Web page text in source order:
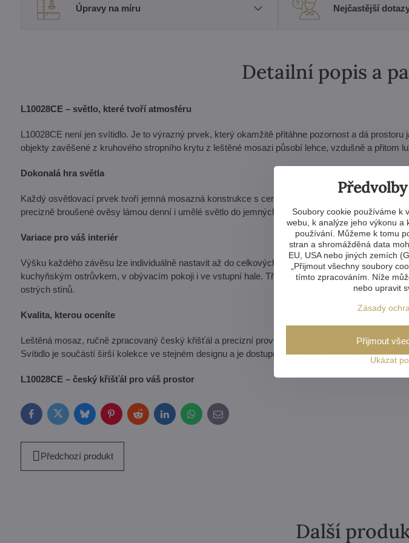
Úpravy na míru Nejčastější
Detailní popis a
L10028CE – světlo, které tvoří atmosféru
L10028CE není jen svítidlo. Je to výrazný prvek, který okamžitě přitáhne pozornost a dá prostoru
objekty zavěšené z kruhového stropního krytu z leštěné mosazi působí lehce, vzdušně a přitom
Dokonalá hra světla
Každý osvětlovací prvek tvoří jemná mosazná konstrukce s centrální žárovkou, kolem níž se ve
precizně broušené ověsy lámou denní i umělé světlo do jemných barevných odlesků, které
Variace pro váš interiér
Výšku každého závěsu lze individuálně nastavit až do celkových 102 cm. Díky tomu svítidlo
kuchyňským ostrůvkem, v obývacím pokoji i ve vstupní hale. Tři světelné body umožňují vytvořit
ostrých stínů.
Kvalita, kterou oceníte
Leštěná mosaz, ručně zpracovaný český křišťál a precizní provedení zaručují dlouhou životnost
Svítidlo je součástí širší kolekce ve stejném designu a je dostupné ve zlatém i stříbrném
L10028CE – český křišťál pro váš prostor
FacebookTwitterBlueskyPinterestRedditLinkedInWhatsApp
E-
mail
Předchozí produkt
Další
Soubory cookie používáme k
webu, k analýze jeho výkonu
používání. Můžeme k tomu
stran a shromážděná data
EU, USA nebo jiných zemích
„Přijmout všechny soubory
tímto zpracováním. Níže
nebo upravit
Zásady
Ukázat
Přijmout